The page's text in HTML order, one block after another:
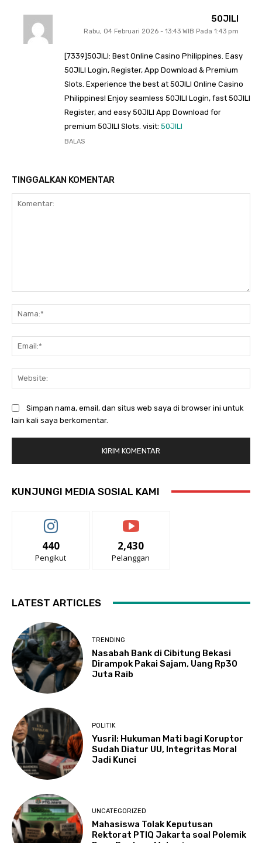
50JILI
Rabu, 04 Februari 2026 - 13:43 WIB Pada 1:43 pm
[7339]50JILI: Best Online Casino Philippines. Easy
50JILI Login, Register, App Download & Premium
Slots. Experience the best at 50JILI Online Casino
Philippines! Enjoy seamless 50JILI Login, fast 50JILI
Register, and easy 50JILI App Download for
premium 50JILI Slots. visit: 50JILI
BALAS
TINGGALKAN KOMENTAR
Simpan nama, email, dan situs web saya di browser ini untuk
lain kali saya berkomentar.
KUNJUNGI MEDIA SOSIAL KAMI
440
Pengikut
2,430
Pelanggan
LATEST ARTICLES
TRENDING
Nasabah Bank di Cibitung Bekasi
Dirampok Pakai Sajam, Uang Rp30
Juta Raib
POLITIK
Yusril: Hukuman Mati bagi Koruptor
Sudah Diatur UU, Integritas Moral
Jadi Kunci
UNCATEGORIZED
Mahasiswa Tolak Keputusan
Rektorat PTIQ Jakarta soal Polemik